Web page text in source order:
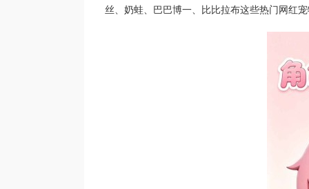
丝、奶蛙、巴巴博一、比比拉布这些热门网红